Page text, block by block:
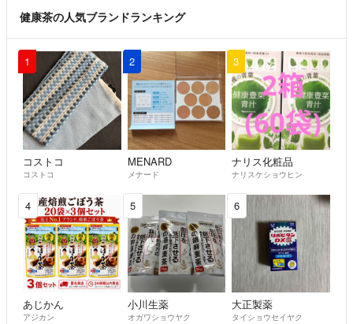
健康茶の人気ブランドランキング
1
コストコ
コストコ
2
MENARD
メナード
3
ナリス化粧品
ナリスケショウヒン
4
あじかん
アジカン
5
小川生薬
オガワショウヤク
6
大正製薬
タイショウセイヤク